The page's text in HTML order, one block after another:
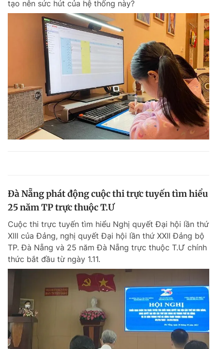
tạo nên sức hút của hệ thống này?
Đà Nẵng phát động cuộc thi trực tuyến tìm hiểu
25 năm TP trực thuộc T.Ư
Cuộc thi trực tuyến tìm hiểu Nghị quyết Đại hội lần thứ
XIII của Đảng, nghị quyết Đại hội lần thứ XXII Đảng bộ
TP. Đà Nẵng và 25 năm Đà Nẵng trực thuộc T.Ư chính
thức bắt đầu từ ngày 1.11.